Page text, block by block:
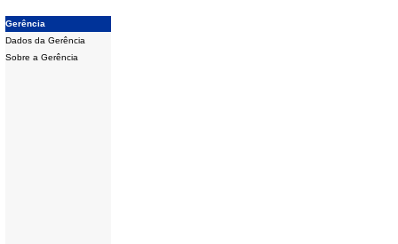
Gerência
Dados da Gerência
Sobre a Gerência